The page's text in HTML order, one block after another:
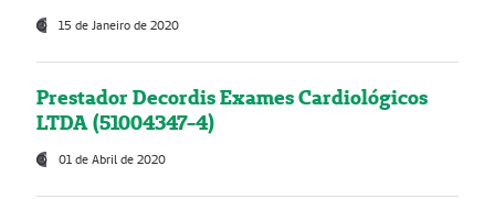
15 de Janeiro de 2020
Prestador Decordis Exames Cardiológicos
LTDA (51004347-4)
01 de Abril de 2020